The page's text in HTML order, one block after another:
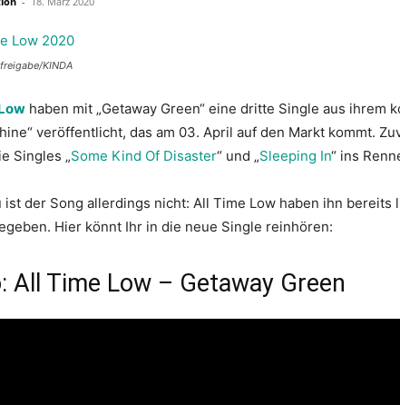
KINDA
haben mit „Getaway Green“ eine dritte Single aus ihrem
veröffentlicht, das am 03. April auf den Markt kommt.
Singles „Some Kind Of Disaster“ und „Sleeping In“ ins
ist der Song allerdings nicht: All Time Low haben ihn bereits
Hier könnt Ihr in die neue Single reinhören:
All Time Low – Getaway Green